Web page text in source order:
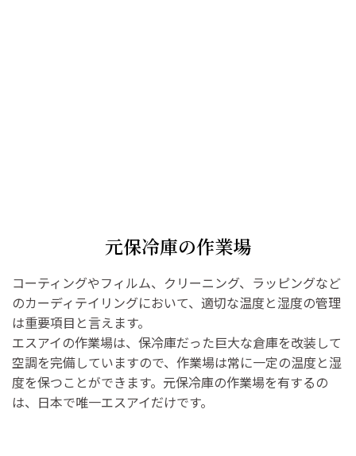
元保冷庫の作業場
コーティングやフィルム、クリーニング、ラッピングなど
のカーディテイリングにおいて、適切な温度と湿度の管理
は重要項目と言えます。
エスアイの作業場は、保冷庫だった巨大な倉庫を改装して
空調を完備していますので、作業場は常に一定の温度と湿
度を保つことができます。元保冷庫の作業場を有するの
は、日本で唯一エスアイだけです。